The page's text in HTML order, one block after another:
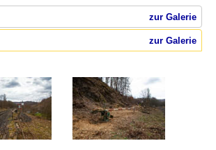
zur Galerie
zur Galerie